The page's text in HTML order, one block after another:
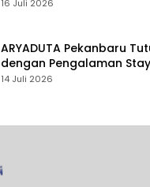
16 Juli 2026
ARYADUTA Pekanbaru
dengan Pengalaman
14 Juli 2026